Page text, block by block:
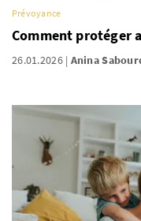
Prévoyance
Comment protéger
26.01.2026 Anina